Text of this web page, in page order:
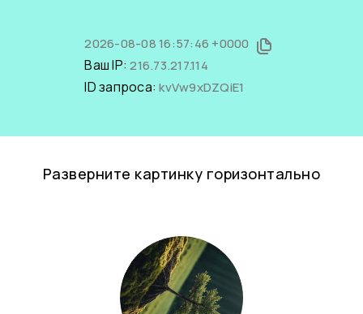
2026-08-08 16:57:46 +0000
Ваш IP:216.73.217.114
ID запроса:kvVw9xDZQiE1
Разверните картинку горизонтально